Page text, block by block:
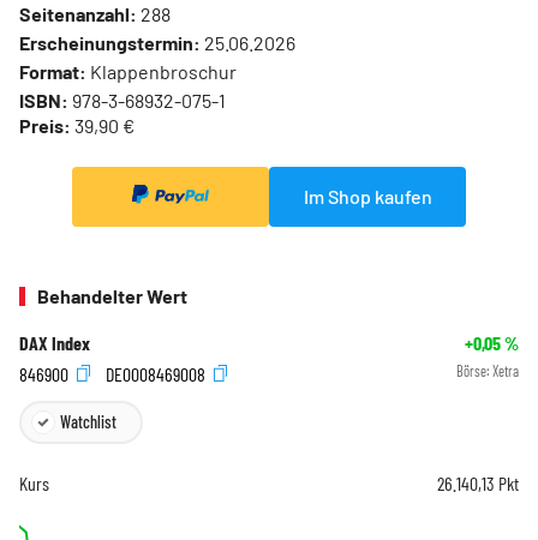
Seitenanzahl: 288
Erscheinungstermin: 25.06.2026
Format: Klappenbroschur
ISBN: 978-3-68932-075-1
Preis: 39,90 €
Im Shop kaufen
Behandelter Wert
DAX Index +0,05%
846900
DE0008469008 Börse: Xetra
Watchlist
Kurs 26.140,13 Pkt